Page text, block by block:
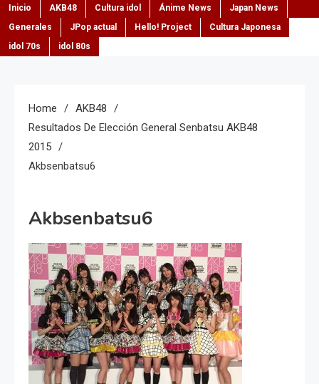
Inicio AKB48 Cultura idol Ánime News
Japan News
Generales
JPop actual Hello! Project
Cultura Japonesa
idol 70s
idol 80s
Home
AKB48
Resultados De Elección General Senbatsu AKB48
2015
Akbsenbatsu6
Akbsenbatsu6